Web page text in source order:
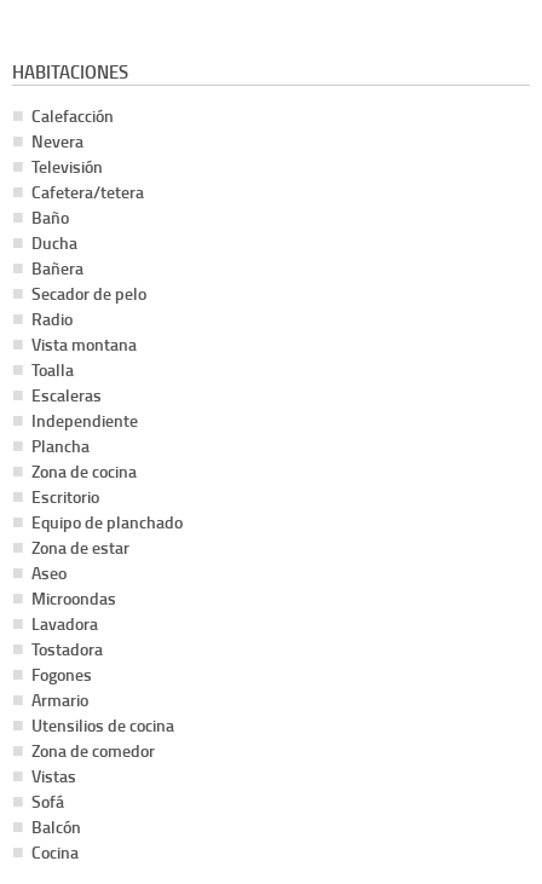
HABITACIONES
Calefacción
Nevera
Televisión
Cafetera/tetera
Baño
Ducha
Bañera
Secador de pelo
Radio
Vista montana
Toalla
Escaleras
Independiente
Plancha
Zona de cocina
Escritorio
Equipo de planchado
Zona de estar
Aseo
Microondas
Lavadora
Tostadora
Fogones
Armario
Utensilios de cocina
Zona de comedor
Vistas
Sofá
Balcón
Cocina